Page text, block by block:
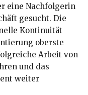
eine Nachfolgerin
gesucht. Die
Kontinuität
oberste
Arbeit von
und das
weiter